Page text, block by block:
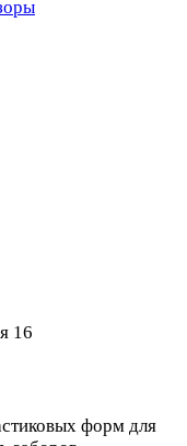
16
форм для